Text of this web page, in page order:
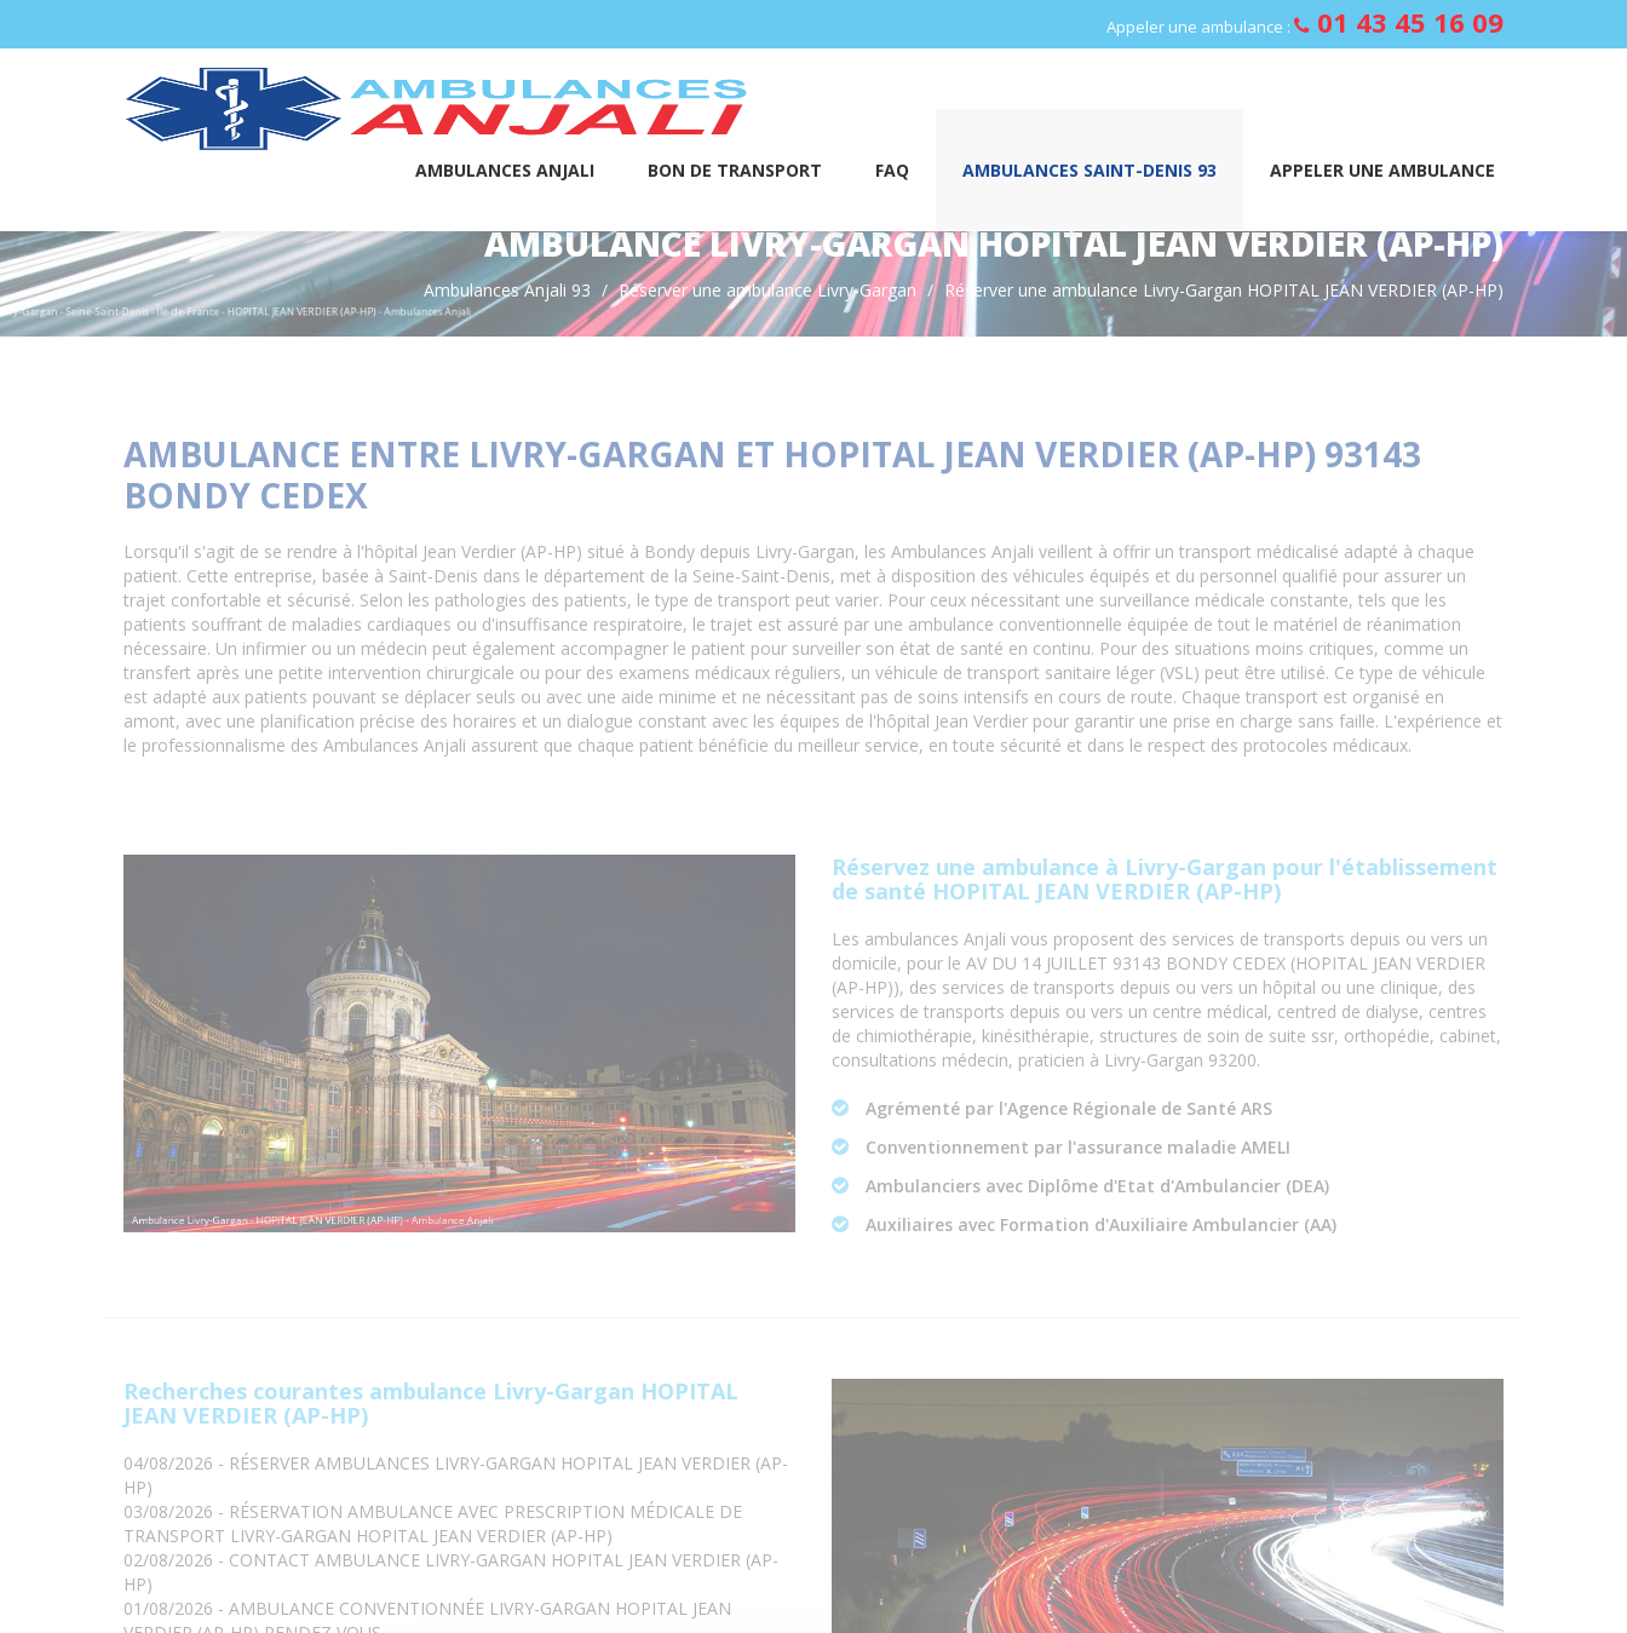
Appeler une ambulance : 01 43 45 16 09
AMBULANCES ANJALI BON DE TRANSPORT FAQ AMBULANCES SAINT-DENIS 93 APPELER UNE AMBULANCE
AMBULANCE LIVRY-GARGAN HOPITAL JEAN VERDIER (AP-HP)
Ambulances Anjali 93 Réserver une ambulance Livry-Gargan Réserver une ambulance Livry-Gargan HOPITAL JEAN VERDIER (AP-HP)
AMBULANCE ENTRE LIVRY-GARGAN ET HOPITAL JEAN VERDIER (AP-HP) 93143
BONDY CEDEX
Lorsqu'il s'agit de se rendre à l'hôpital Jean Verdier (AP-HP) situé à Bondy depuis Livry-Gargan, les Ambulances Anjali veillent à offrir un transport médicalisé adapté à chaque
patient. Cette entreprise, basée à Saint-Denis dans le département de la Seine-Saint-Denis, met à disposition des véhicules équipés et du personnel qualifié pour assurer un
trajet confortable et sécurisé. Selon les pathologies des patients, le type de transport peut varier. Pour ceux nécessitant une surveillance médicale constante, tels que les
patients souffrant de maladies cardiaques ou d'insuffisance respiratoire, le trajet est assuré par une ambulance conventionnelle équipée de tout le matériel de réanimation
nécessaire. Un infirmier ou un médecin peut également accompagner le patient pour surveiller son état de santé en continu. Pour des situations moins critiques, comme un
transfert après une petite intervention chirurgicale ou pour des examens médicaux réguliers, un véhicule de transport sanitaire léger (VSL) peut être utilisé. Ce type de véhicule
est adapté aux patients pouvant se déplacer seuls ou avec une aide minime et ne nécessitant pas de soins intensifs en cours de route. Chaque transport est organisé en
amont, avec une planification précise des horaires et un dialogue constant avec les équipes de l'hôpital Jean Verdier pour garantir une prise en charge sans faille. L'expérience et
le professionnalisme des Ambulances Anjali assurent que chaque patient bénéficie du meilleur service, en toute sécurité et dans le respect des protocoles médicaux.
Réservez une ambulance à Livry-Gargan pour l'établissement
de santé HOPITAL JEAN VERDIER (AP-HP)
Les ambulances Anjali vous proposent des services de transports depuis ou vers un
domicile, pour le AV DU 14 JUILLET 93143 BONDY CEDEX (HOPITAL JEAN VERDIER
(AP-HP)), des services de transports depuis ou vers un hôpital ou une clinique, des
services de transports depuis ou vers un centre médical, centred de dialyse, centres
de chimiothérapie, kinésithérapie, structures de soin de suite ssr, orthopédie, cabinet,
consultations médecin, praticien à Livry-Gargan 93200.
Agrémenté par l'Agence Régionale de Santé ARS
Conventionnement par l'assurance maladie AMELI
Ambulanciers avec Diplôme d'Etat d'Ambulancier (DEA)
Auxiliaires avec Formation d'Auxiliaire Ambulancier (AA)
Recherches courantes ambulance Livry-Gargan HOPITAL
JEAN VERDIER (AP-HP)
04/08/2026 - RÉSERVER AMBULANCES LIVRY-GARGAN HOPITAL JEAN VERDIER (AP-
HP)
03/08/2026 - RÉSERVATION AMBULANCE AVEC PRESCRIPTION MÉDICALE DE
TRANSPORT LIVRY-GARGAN HOPITAL JEAN VERDIER (AP-HP)
02/08/2026 - CONTACT AMBULANCE LIVRY-GARGAN HOPITAL JEAN VERDIER (AP-
HP)
01/08/2026 - AMBULANCE CONVENTIONNÉE LIVRY-GARGAN HOPITAL JEAN